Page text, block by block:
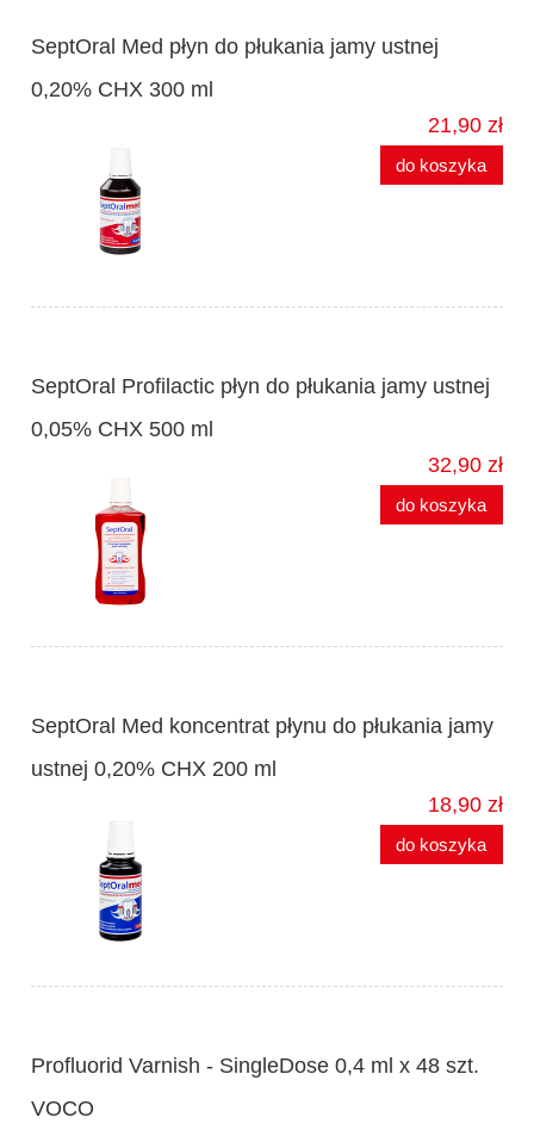
SeptOral Med płyn do płukania jamy ustnej
0,20% CHX 300 ml
21,90 zł
do koszyka
SeptOral Profilactic płyn do płukania jamy ustnej
0,05% CHX 500 ml
32,90 zł
do koszyka
SeptOral Med koncentrat płynu do płukania jamy
ustnej 0,20% CHX 200 ml
18,90 zł
do koszyka
Profluorid Varnish - SingleDose 0,4 ml x 48 szt.
VOCO